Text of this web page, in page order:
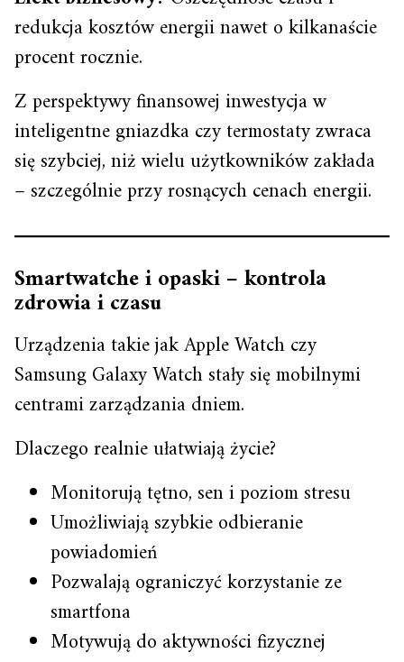
redukcja kosztów energii nawet o kilkanaście
procent rocznie.
Z perspektywy finansowej inwestycja w
inteligentne gniazdka czy termostaty zwraca
się szybciej, niż wielu użytkowników zakłada
– szczególnie przy rosnących cenach energii.
Smartwatche i opaski – kontrola
zdrowia i czasu
Urządzenia takie jak Apple Watch czy
Samsung Galaxy Watch stały się mobilnymi
centrami zarządzania dniem.
Dlaczego realnie ułatwiają życie?
Monitorują tętno, sen i poziom stresu
Umożliwiają szybkie odbieranie
powiadomień
Pozwalają ograniczyć korzystanie ze
smartfona
Motywują do aktywności fizycznej